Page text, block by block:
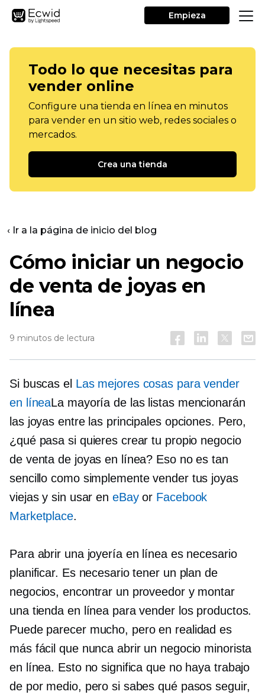
Empieza
Todo lo que necesitas para
vender online
Configure una tienda en línea en minutos
para vender en un sitio web, redes sociales o
mercados.
Crea una tienda
‹ Ir a la página de inicio del blog
Cómo iniciar un negocio
de venta de joyas en
línea
9 minutos de lectura
Si buscas el Las mejores cosas para vender
en líneaLa mayoría de las listas mencionarán
las joyas entre las principales opciones. Pero,
¿qué pasa si quieres crear tu propio negocio
de venta de joyas en línea? Eso no es tan
sencillo como simplemente vender tus joyas
viejas y sin usar en eBayor Facebook
Marketplace.
Para abrir una joyería en línea es necesario
planificar. Es necesario tener un plan de
negocios, encontrar un proveedor y montar
una tienda en línea para vender los productos.
Puede parecer mucho, pero en realidad es
más fácil que nunca abrir un negocio minorista
en línea. Esto no significa que no haya trabajo
de por medio, pero si sabes qué pasos seguir,